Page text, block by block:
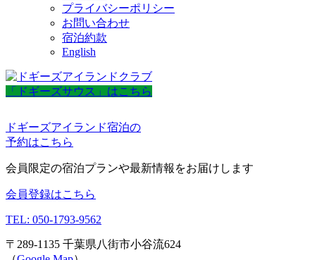
プライバシーポリシー
お問い合わせ
宿泊約款
English
「ドギーズサウス」はこちら
ドギーズアイランド宿泊の
予約はこちら
会員限定の宿泊プランや最新情報をお届けします
会員登録はこちら
TEL: 050-1793-9562
〒289-1135 千葉県八街市小谷流624